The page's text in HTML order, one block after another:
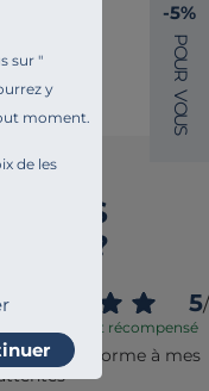
sur "
y
moment.
de les
?
5/
Avis vérifié et récompensé
conforme à mes
-5%
P
O
U
R
V
O
U
S